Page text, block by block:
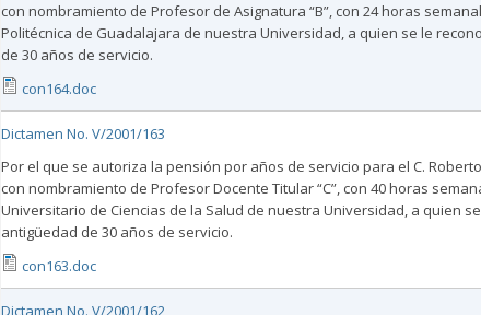
con nombramiento de Profesor de Asignatura “B”, con 24 horas
Politécnica de Guadalajara de nuestra Universidad, a quien se le
de 30 años de servicio.
con164.doc
Dictamen No. V/2001/163
Por el que se autoriza la pensión por años de servicio para el C.
con nombramiento de Profesor Docente Titular “C”, con 40 horas
Universitario de Ciencias de la Salud de nuestra Universidad, a quien
antigüedad de 30 años de servicio.
con163.doc
Dictamen No. V/2001/162